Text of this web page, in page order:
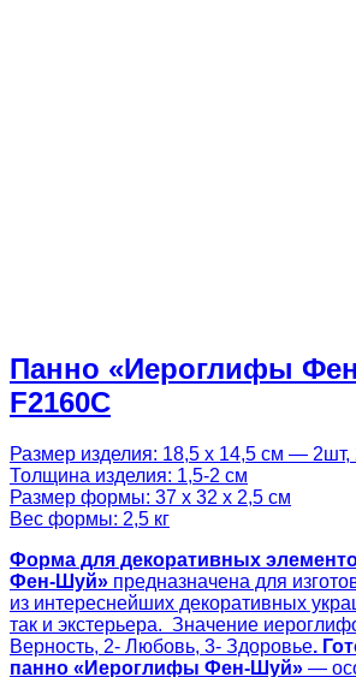
Панно «Иероглифы
F2160C
Размер изделия: 18,5 х 14,5 см — 2шт,
Толщина изделия: 1,5-2 см
Размер формы: 37 х 32 х 2,5 см
Вес формы: 2,5 кг
Форма для декоративных
Фен-Шуй» предназначена для
из интереснейших декоративных
так и экстерьера. Значение
Верность, 2- Любовь, 3- Здоровье.
панно « Иероглифы Фен-Шуй» —